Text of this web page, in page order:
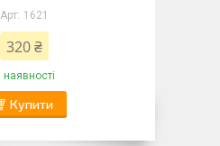
1621
320 ₴
наявності
Купити